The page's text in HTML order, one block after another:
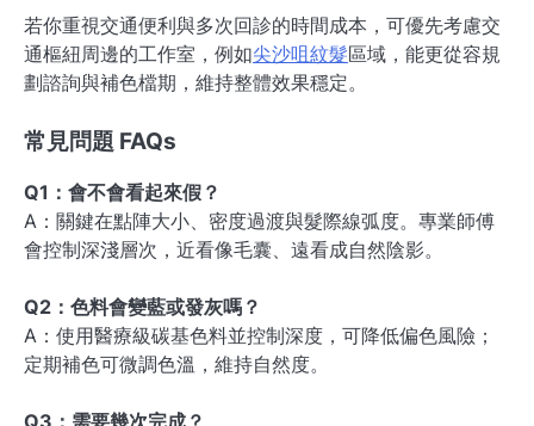
若你重視交通便利與多次回診的時間成本，可優先考慮交
通樞紐周邊的工作室，例如尖沙咀紋髮區域，能更從容規
劃諮詢與補色檔期，維持整體效果穩定。
常見問題 FAQs
Q1：會不會看起來假？
A：關鍵在點陣大小、密度過渡與髮際線弧度。專業師傅
會控制深淺層次，近看像毛囊、遠看成自然陰影。
Q2：色料會變藍或發灰嗎？
A：使用醫療級碳基色料並控制深度，可降低偏色風險；
定期補色可微調色溫，維持自然度。